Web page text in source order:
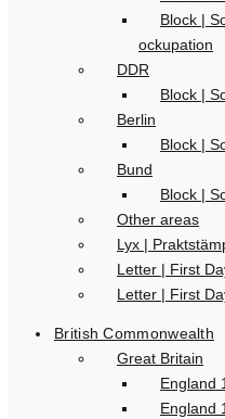
Block |
ockupation
DDR
Block |
Berlin
Block |
Bund
Block |
Other areas
Lyx |
Letter | First
Letter | First
British Commonwealth
Great Britain
England
England